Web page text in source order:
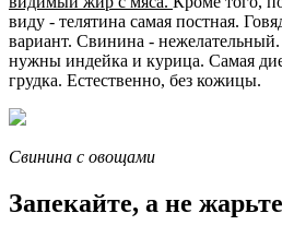
виду - телятина самая постная.
вариант. Свинина -
нужны индейка и курица. Самая
грудка. Естественно, без кожицы.
Свинина с овощами
Запекайте, а не жарьте